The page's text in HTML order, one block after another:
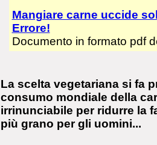
Mangiare carne uccide
Errore!
Documento in formato pdf
La scelta vegetariana si fa
consumo mondiale della
irrinunciabile per ridurre la
più grano per gli uomini...